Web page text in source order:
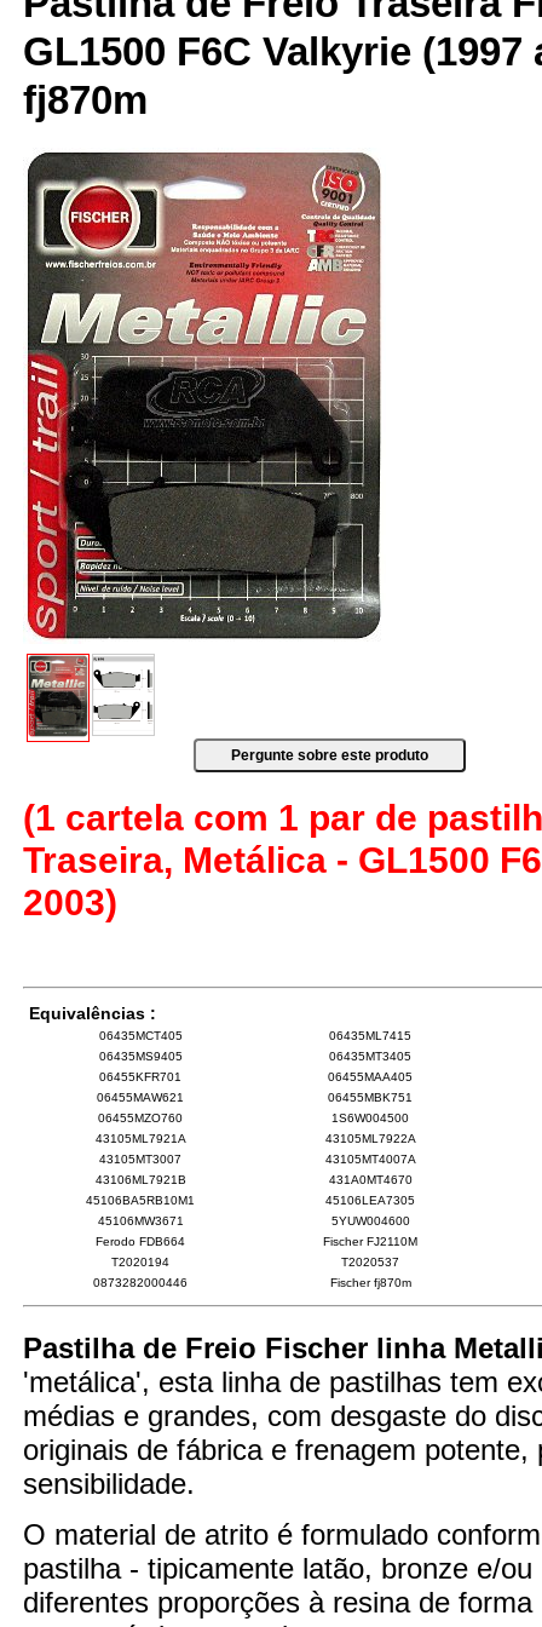
GL1500 F6C Valkyrie (1997
fj870m
(1 cartela com 1 par de
Traseira, Metálica - GL1500
2003)
Equivalências :
06435MCT405
06435ML7415
06435MS9405
06435MT3405
06455KFR701
06455MAA405
06455MAW621
06455MBK751
06455MZO760
1S6W004500
43105ML7921A
43105ML7922A
43105MT3007
43105MT4007A
43106ML7921B
431A0MT4670
45106BA5RB10M1
45106LEA7305
45106MW3671
5YUW004600
Ferodo FDB664
Fischer FJ2110M
T2020194
T2020537
0873282000446
Fischer fj870m
Pastilha de Freio Fischer linha
'metálica', esta linha de pastilhas tem
médias e grandes, com desgaste do
originais de fábrica e frenagem potente,
sensibilidade.
O material de atrito é formulado
pastilha - tipicamente latão, bronze e/
diferentes proporções à resina de